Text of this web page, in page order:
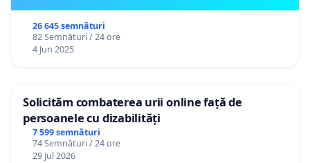
26 645 semnături
82 Semnături / 24 ore
4 Jun 2025
Solicităm combaterea urii online față de
persoanele cu dizabilități
7 599 semnături
74 Semnături / 24 ore
29 Jul 2026